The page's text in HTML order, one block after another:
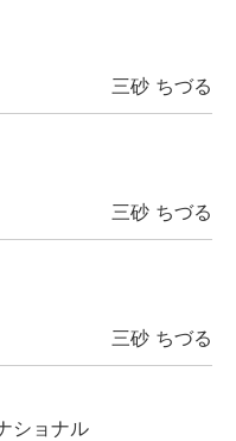
三砂 ちづる
三砂 ちづる
三砂 ちづる
ショナル